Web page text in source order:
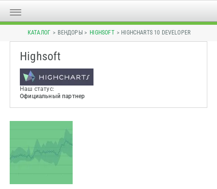
КАТАЛОГ > ВЕНДОРЫ > HIGHSOFT > HIGHCHARTS 10 DEVELOPER
Highsoft
Наш статус:
Официальный партнер